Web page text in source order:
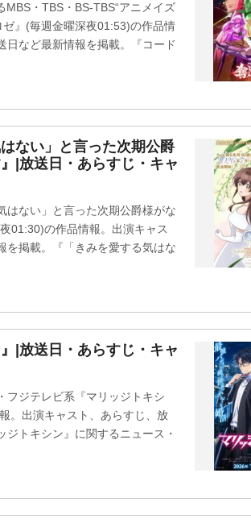
・TBS・BS-TBS“アニメイズ
ゼ』(毎週金曜深夜01:53)の作品情
日など最新情報を掲載。『コード
ない」と言った次期公爵
|放送日・あらすじ・キャ
はない」と言った次期公爵様がな
01:30)の作品情報。出演キャス
を掲載。『「きみを愛する気はな
|放送日・あらすじ・キャ
フジテレビ系『マリッジトキシ
。出演キャスト、あらすじ、放
トキシン』に関するニュース・